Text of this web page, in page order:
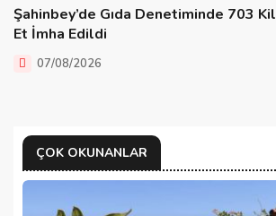
Şahinbey’de Gıda Denetiminde 703
Et İmha Edildi
07/08/2026
ÇOK OKUNANLAR